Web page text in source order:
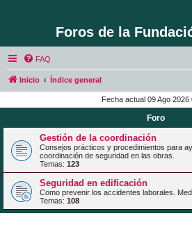
Foros de la
FAQ
Inicio Índice general
Fecha actual 09 Ago 2026
Foro
Gestión de la coordinación
Consejos prácticos y procedimientos para
coordinación de seguridad en las obras.
Temas: 123
Seguridad en edificación
Como prevenir los accidentes laborales.
Temas: 108